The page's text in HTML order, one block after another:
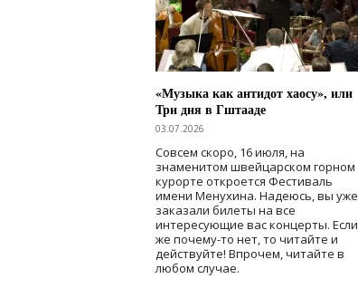
«Музыка как антидот хаосу», или
Три дня в Гштааде
03.07.2026
Совсем скоро, 16 июля, на
знаменитом швейцарском горном
курорте откроется Фестиваль
имени Менухина. Надеюсь, вы уже
заказали билеты на все
интересующие вас концерты. Если
же почему-то нет, то читайте и
действуйте! Впрочем, читайте в
любом случае.